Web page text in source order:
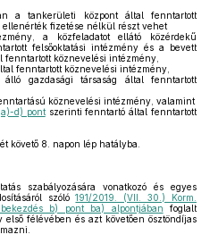
a tankerületi központ által fenntartott
fizetése nélkül részt vehet
a közfeladatot ellátó közérdekű
felsőoktatási intézmény és a bevett
köznevelési intézmény,
fenntartott köznevelési intézmény,
gazdasági társaság által fenntartott
köznevelési intézmény, valamint
a)-d) pontszerinti fenntartó által fenntartott
követő 8. napon lép hatályba.
szabályozására vonatkozó és egyes
szóló191/2019. (VII. 30.) Korm.
b) pont ba) alpontjában foglalt
félévében és azt követően ösztöndíjas